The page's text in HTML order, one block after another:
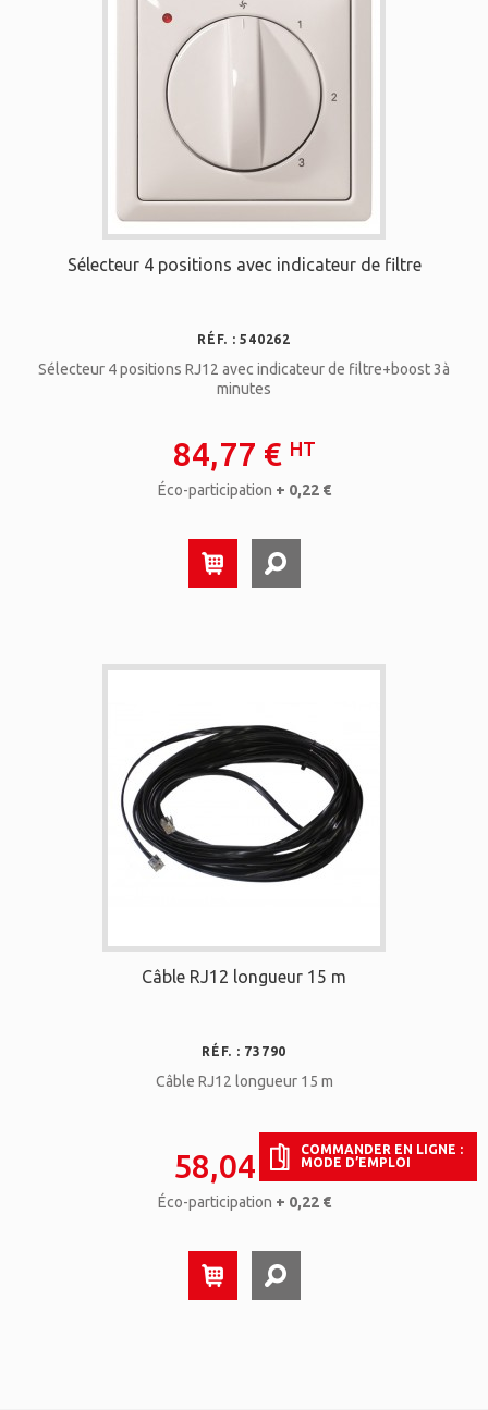
Sélecteur 4 positions avec indicateur de filtre
RÉF. : 540262
Sélecteur 4 positions RJ12 avec indicateur de filtre+boost 3à
minutes
84,77 € HT
Éco-participation + 0,22 €
Câble RJ12 longueur 15 m
RÉF. : 73790
Câble RJ12 longueur 15 m
58,04 € HT
Éco-participation + 0,22 €
COMMANDER EN LIGNE :
MODE D’EMPLOI